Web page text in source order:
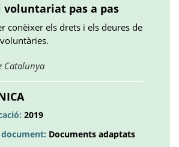
voluntariat pas a pas
conèixer els drets i els deures de
CatalunyaObre
2019
Documents adaptats